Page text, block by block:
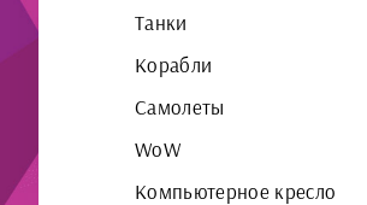
Танки
Корабли
Самолеты
WoW
Компьютерное кресло